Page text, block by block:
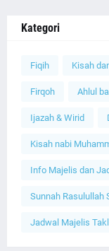
Kategori
Fiqih Kisah
Firqoh Ahlul
Ijazah & Wirid
Kisah nabi
Info Majelis dan
Sunnah Rasulullah
Jadwal Majelis